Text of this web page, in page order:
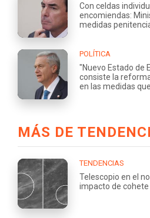
Con celdas
encomiendas:
medidas
POLÍTICA
"Nuevo Estado de
consiste la
en las medidas
MÁS DE
TENDENCIAS
Telescopio en el
impacto de cohete